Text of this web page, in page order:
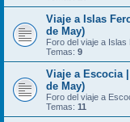
Viaje a Islas
de May)
Foro del viaje a
Temas: 9
Viaje a Escocia
de May)
Foro del viaje a
Temas: 11